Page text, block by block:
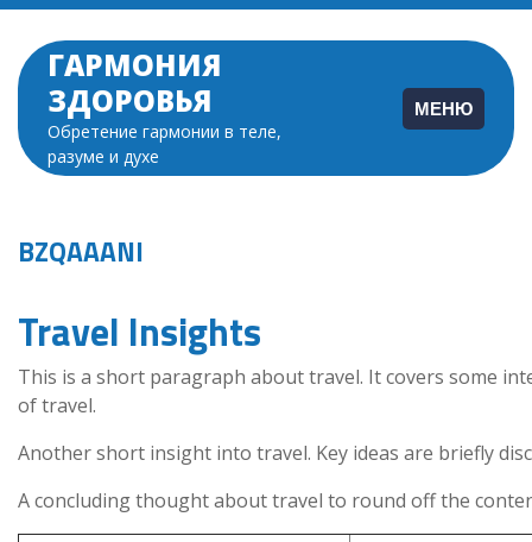
Перейти
содержимому
ГАРМОНИЯ
ЗДОРОВЬЯ
Обретение гармонии в теле,
разуме и духе
МЕНЮ
BZQAAANI
Travel Insights
This is a short paragraph about travel. It covers some
of travel.
Another short insight into travel. Key ideas are briefly
A concluding thought about travel to round off the